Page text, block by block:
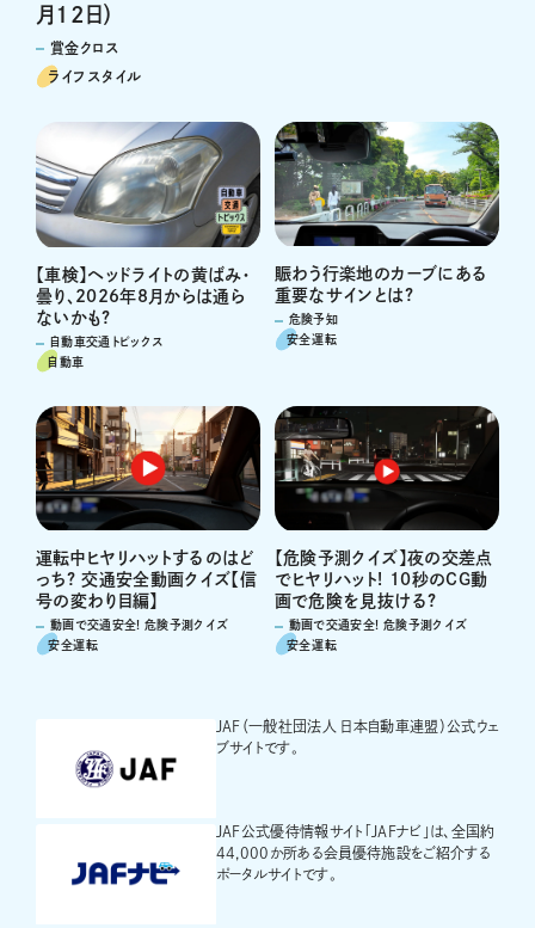
月12日）
賞金クロス
ライフスタイル
【車検】ヘッドライトの黄ばみ・
曇り、2026年8月からは通ら
ないかも?
自動車交通トピックス
自動車
賑わう行楽地のカーブにある
重要なサインとは?
危険予知
安全運転
運転中ヒヤリハットするのはど
っち? 交通安全動画クイズ【信
号の変わり目編】
動画で交通安全! 危険予測クイズ
安全運転
【危険予測クイズ】夜の交差点
でヒヤリハット! 10秒のCG動
画で危険を見抜ける?
動画で交通安全! 危険予測クイズ
安全運転
JAF（一般社団法人 日本自動車連盟）公式ウェ
ブサイトです。
JAF公式優待情報サイト「JAFナビ」は、全国約
44,000か所ある会員優待施設をご紹介する
ポータルサイトです。